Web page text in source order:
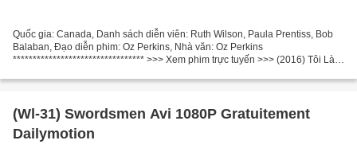
Quốc gia: Canada, Danh sách diễn viên: Ruth Wilson, Paula Prentiss, Bob
Balaban, Đạo diễn phim: Oz Perkins, Nhà văn: Oz Perkins
********************************* >>> Xem phim trực tuyến >>> (2016) Tôi Là
(Wl-31) Swordsmen Avi 1080P Gratuitement
Dailymotion